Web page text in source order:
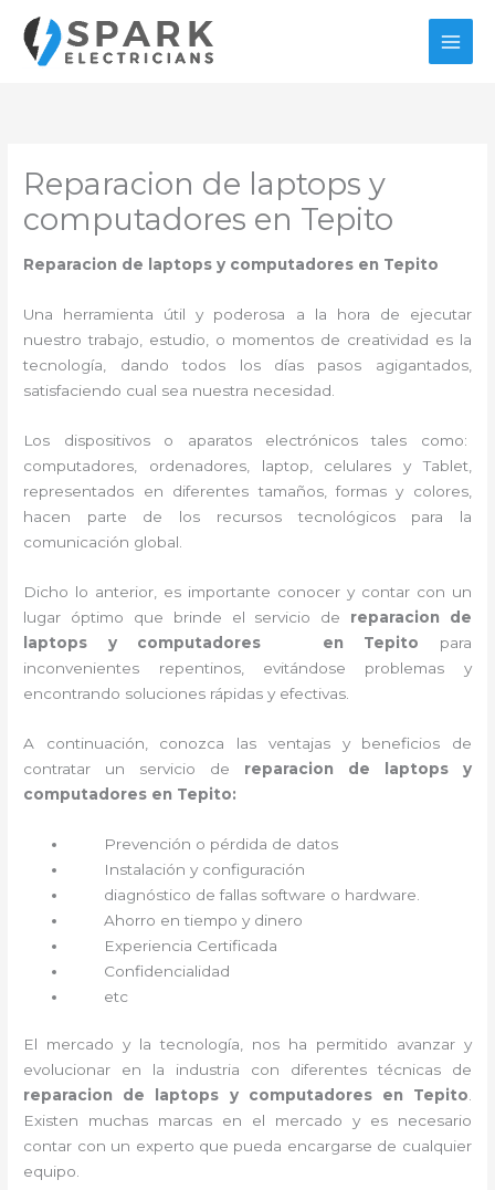
contenido
Reparacion de laptops y
computadores en Tepito
Reparacion de laptops y computadores en Tepito
Una herramienta útil y poderosa a la hora de ejecutar
nuestro trabajo, estudio, o momentos de creatividad es la
tecnología, dando todos los días pasos agigantados,
satisfaciendo cual sea nuestra necesidad.
Los dispositivos o aparatos electrónicos tales como:
computadores, ordenadores, laptop, celulares y Tablet,
representados en diferentes tamaños, formas y colores,
hacen parte de los recursos tecnológicos para la
comunicación global.
Dicho lo anterior, es importante conocer y contar con un
lugar óptimo que brinde el servicio de reparacion de
laptops y computadores en Tepito para
inconvenientes repentinos, evitándose problemas y
encontrando soluciones rápidas y efectivas.
A continuación, conozca las ventajas y beneficios de
contratar un servicio de reparacion de laptops y
computadores en Tepito:
Prevención o pérdida de datos
Instalación y configuración
diagnóstico de fallas software o hardware
Ahorro en tiempo y dinero
Experiencia Certificada
Confidencialidad
etc
El mercado y la tecnología, nos ha permitido avanzar y
evolucionar en la industria con diferentes técnicas de
reparacion de laptops y computadores en Tepito
Existen muchas marcas en el mercado y es necesario
contar con un experto que pueda encargarse de cualquier
equipo.